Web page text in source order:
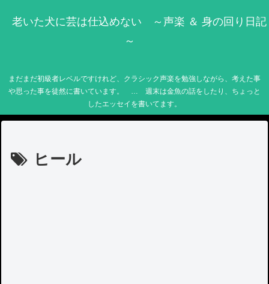
老いた犬に芸は仕込めない ～声楽 ＆ 身の回り日記
～
まだまだ初級者レベルですけれど、クラシック声楽を勉強しながら、考えた事
や思った事を徒然に書いています。 … 週末は金魚の話をしたり、ちょっと
したエッセイを書いてます。
ヒール